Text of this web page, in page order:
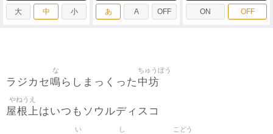
大 中 小 あ A OFF ON OFF
ラジカセ鳴
な
らしまっくった 中坊
ちゅうぼう
屋根上
やねうえ
はいつもソウルディスコ
い し こどう